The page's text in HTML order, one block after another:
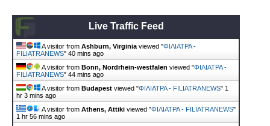
Live Traffic Feed
A visitor from Ashburn, Virginia viewed "ΦΙΛΙΑΤΡΑ -
FILIATRANEWS" 40 mins ago
A visitor from Bonn, Nordrhein-westfalen viewed "ΦΙΛΙΑΤΡΑ -
FILIATRANEWS" 44 mins ago
A visitor from Budapest viewed "ΦΙΛΙΑΤΡΑ - FILIATRANEWS" 1
hr 3 mins ago
A visitor from Athens, Attiki viewed "ΦΙΛΙΑΤΡΑ - FILIATRANEWS"
1 hr 56 mins ago